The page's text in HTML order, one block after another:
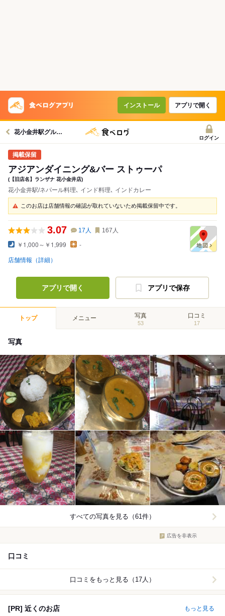
インストール アプリで開く
花小金井駅グルメへ
ログイン
アジアンダイニング&バー ストゥーパ
(【旧店名】ランザナ 花小金井店)
花小金井駅/ネパール料理､ インド料理､ インドカレー
このお店は店舗情報の確認が取れていないため掲載保留中です。
3.07 17 人 167 人
￥1,000～￥1,999 -
店舗情報（詳細）
アプリで開く アプリで保存
トップ メニュー 写真
53
口コミ
17
写真
すべての写真を見る（61件）
広告を非表示
口コミ
口コミをもっと見る（17人）
[PR] 近くのお店 もっと見る